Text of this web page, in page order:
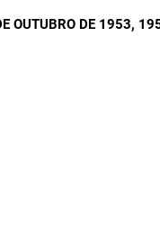
OUTUBRO DE 1953,